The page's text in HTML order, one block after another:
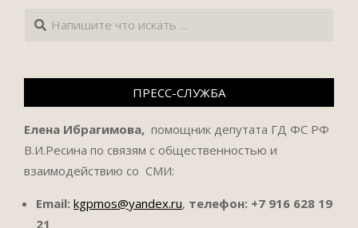
Поиск
ПРЕСС-СЛУЖБА
Елена Ибрагимова, помощник депутата ГД ФС РФ
В.И.Ресина по связям с общественностью и
взаимодействию со СМИ:
Email: kgpmos@yandex.ru, телефон: +7 916 628 19
21